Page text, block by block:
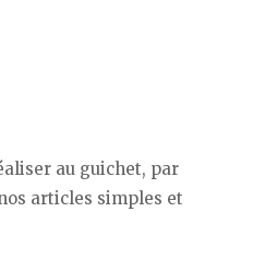
au guichet, par
articles simples et